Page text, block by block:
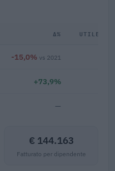
Δ% UTILE/
-15,0% vs 2021
+73,9%
—
€ 144.163
Fatturato per dipendente